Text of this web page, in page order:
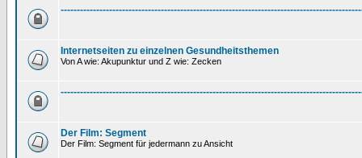
Internetseiten zu einzelnen Gesundheitsthemen
Von A wie: Akupunktur und Z wie: Zecken
Der Film: Segment
Der Film: Segment für jedermann zu Ansicht